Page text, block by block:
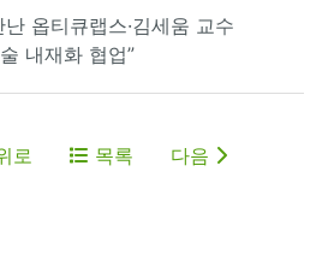
옵티큐랩스·김세움 교수
내재화 협업”
로 목록 다음